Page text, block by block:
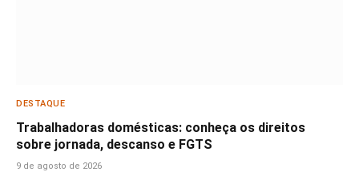
DESTAQUE
Trabalhadoras domésticas: conheça os direitos
sobre jornada, descanso e FGTS
9 de agosto de 2026